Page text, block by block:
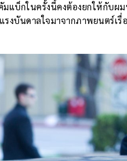
แบ็กในครั้งนี้คงต้องยกให้กับผ
รงบันดาลใจมาจากภาพยนตร์เรื่